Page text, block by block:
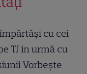
cu cei
TJ în urmă cu
Vorbește